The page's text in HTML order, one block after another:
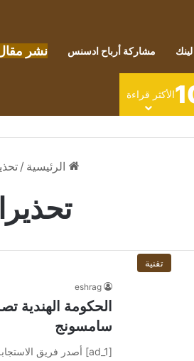
مشاركة أرباح ادسنس نشر
الأكثر قراءة
الرئيسية /
تحذيرا
تقنية
eshrag
الحكومة
سامسونج